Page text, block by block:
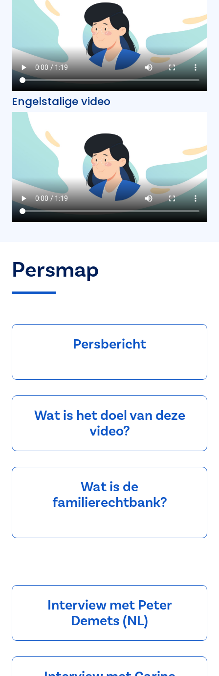
Engelstalige video
Persmap
Persbericht
Wat is het doel van deze
video?
Wat is de
familierechtbank?
Interview met Peter
Demets (NL)